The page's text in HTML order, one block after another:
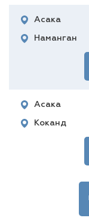
Асака
Наманган
Асака
Коканд